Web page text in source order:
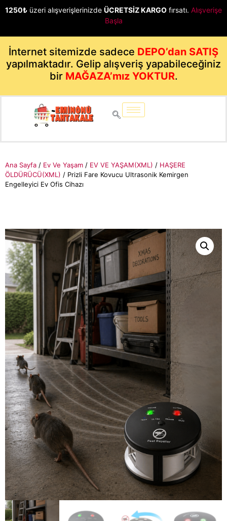
1250₺ üzeri alışverişlerinizde ÜCRETSİZ KARGO fırsatı. Alışverişe
Başla
İnternet sitemizde sadece DEPO’dan SATIŞ
yapılmaktadır. Gelip alışveriş yapabileceğiniz
bir MAĞAZA’mız YOKTUR.
Ana Sayfa / Ev Ve Yaşam / EV VE YAŞAM(XML) / HAŞERE
ÖLDÜRÜCÜ(XML) / Prizli Fare Kovucu Ultrasonik Kemirgen
Engelleyici Ev Ofis Cihazı